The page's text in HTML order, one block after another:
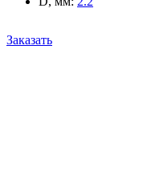
Заказать